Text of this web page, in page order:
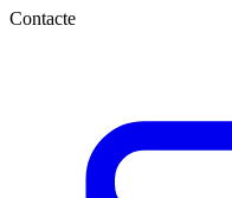
Contacte